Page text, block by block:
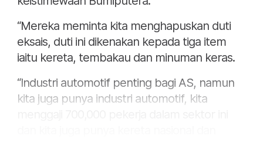
“Mereka meminta kita menghapuskan duti
eksais, duti ini dikenakan kepada tiga item
iaitu kereta, tembakau dan minuman keras.
“Industri automotif penting bagi AS, namun
kita juga punya industri automotif, kita